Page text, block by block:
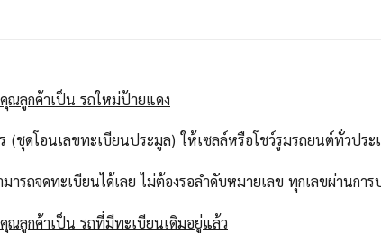
ณลูกค้าเป็น รถใหม่ป้ายแดง
(ชุดโอนเลขทะเบียนประมูล) ให้เซลล์หรือโชว์รูมรถยนต์ทั่วปร
ารถจดทะเบียนได้เลย ไม่ต้องรอลำดับหมายเลข ทุกเลขผ่านกา
ณลูกค้าเป็น รถที่มีทะเบียนเดิมอยู่แล้ว